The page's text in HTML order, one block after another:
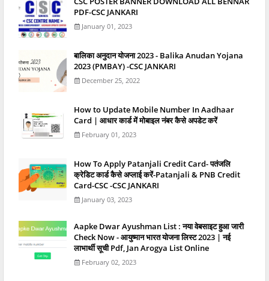
PDF-CSC JANKARI
January 01, 2023
बालिका अनुदान योजना 2023 - Balika Anudan Yojana
2023 (PMBAY) -CSC JANKARI
December 25, 2022
How to Update Mobile Number In Aadhaar
Card | आधार कार्ड में मोबाइल नंबर कैसे अपडेट करें
February 01, 2023
How To Apply Patanjali Credit Card- पतंजलि
क्रेडिट कार्ड कैसे अप्लाई करें-Patanjali & PNB Credit
Card-CSC -CSC JANKARI
January 03, 2023
Aapke Dwar Ayushman List : नया वेबसाइट हुआ जारी
Check Now - आयुष्मान भारत योजना लिस्ट 2023 | नई
लाभार्थी सूची Pdf, Jan Arogya List Online
February 02, 2023